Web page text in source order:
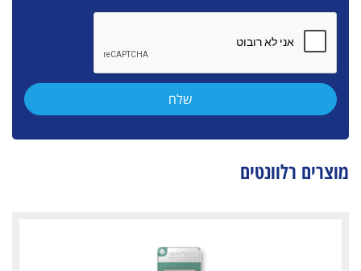
מוצרים רלוונטים